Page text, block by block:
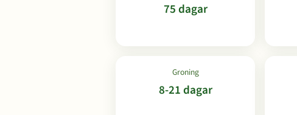
75 dagar
Groning
8-21 dagar